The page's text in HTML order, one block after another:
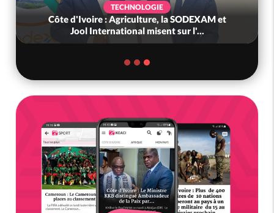
TECHNOLOGIE
Côte d'Ivoire : Agriculture, la SODEXAM et
Jool International misent sur l'...